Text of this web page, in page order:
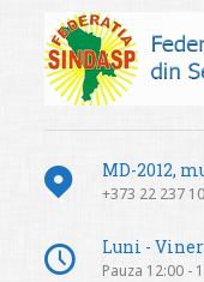
MD-2012,
+373 22 237
Luni -
Pauza 12:00 -